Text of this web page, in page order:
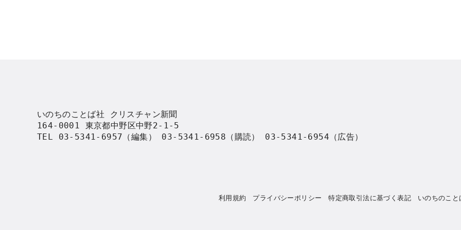
いのちのことば社 クリスチャン新聞
164-0001 東京都中野区中野2-1-5
TEL 03-5341-6957（編集） 03-5341-6958（購読） 03-5341-6954（広告）
利用規約 プライバシーポリシー 特定商取引法に基づく表記 いのちのこと